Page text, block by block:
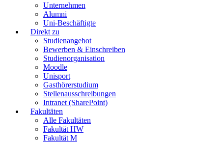
Unternehmen
Alumni
Uni-Beschäftigte
Direkt zu
Studienangebot
Bewerben & Einschreiben
Studienorganisation
Moodle
Unisport
Gasthörerstudium
Stellenausschreibungen
Intranet (SharePoint)
Fakultäten
Alle Fakultäten
Fakultät HW
Fakultät M